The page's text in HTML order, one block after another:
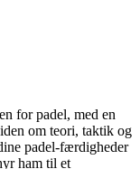
for padel, med en
om teori, taktik og
padel-færdigheder
ham til et